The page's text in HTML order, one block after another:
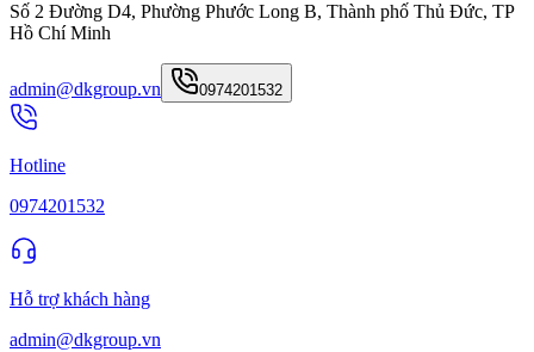
Số 2 Đường D4, Phường Phước Long B, Thành phố Thủ Đức, TP
Hồ Chí Minh
admin@dkgroup.vn 0974201532
Hotline
0974201532
Hỗ trợ khách hàng
admin@dkgroup.vn